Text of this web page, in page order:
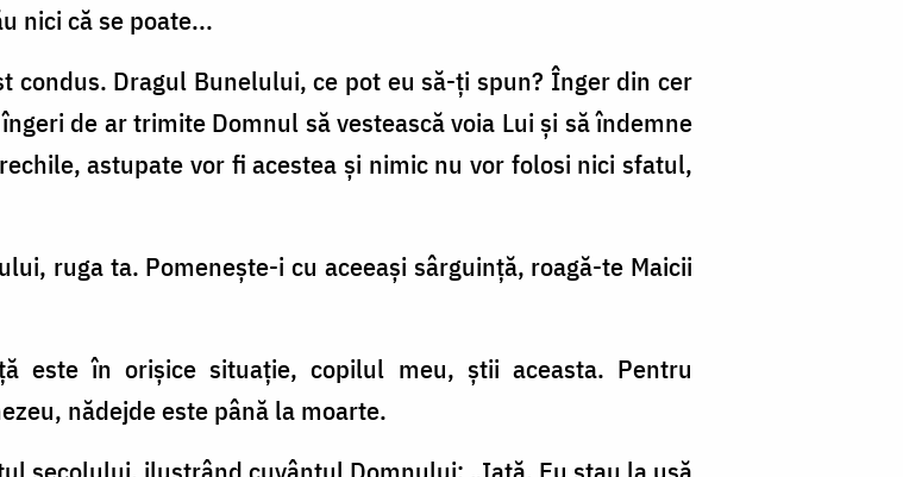
nici că se poate...
condus. Dragul Bunelului, ce pot eu să-ţi spun? Înger din cer
de ar trimite Domnul să vestească voia Lui şi să îndemne
astupate vor fi acestea şi nimic nu vor folosi nici sfatul,
ruga ta. Pomeneşte-i cu aceeaşi sârguinţă, roagă-te Maicii
este în orişice situaţie, copilul meu, ştii aceasta. Pentru
nădejde este până la moarte.